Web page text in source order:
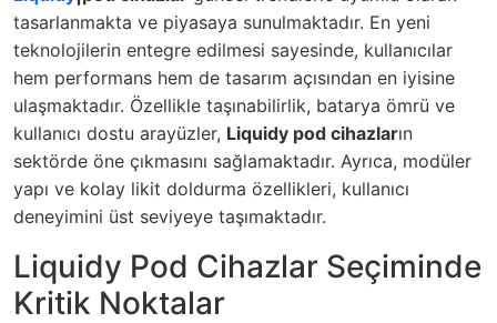
tasarlanmakta ve piyasaya sunulmaktadır. En yeni
teknolojilerin entegre edilmesi sayesinde, kullanıcılar
hem performans hem de tasarım açısından en iyisine
ulaşmaktadır. Özellikle taşınabilirlik, batarya ömrü ve
kullanıcı dostu arayüzler, Liquidy pod cihazların
sektörde öne çıkmasını sağlamaktadır. Ayrıca, modüler
yapı ve kolay likit doldurma özellikleri, kullanıcı
deneyimini üst seviyeye taşımaktadır.
Liquidy Pod Cihazlar Seçiminde
Kritik Noktalar